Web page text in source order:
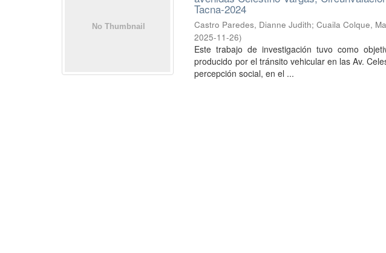
Tacna-2024
Castro Paredes, Dianne Judith;Cuaila Colque,
2025-11-26)
Este trabajo de investigación tuvo como
producido por el tránsito vehicular en las Av.
percepción social, en el ...